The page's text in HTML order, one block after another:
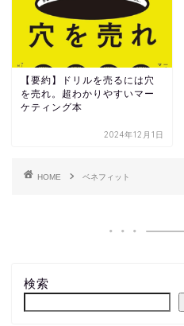
【要約】ドリルを売るには穴
を売れ。超わかりやすいマー
ケティング本
2024年12月1日
HOME ベネフィット
検索